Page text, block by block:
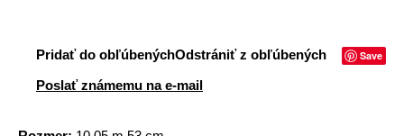
Pridať do obľúbenýchOdstrániť z obľúbených Save
Poslať známemu na e-mail